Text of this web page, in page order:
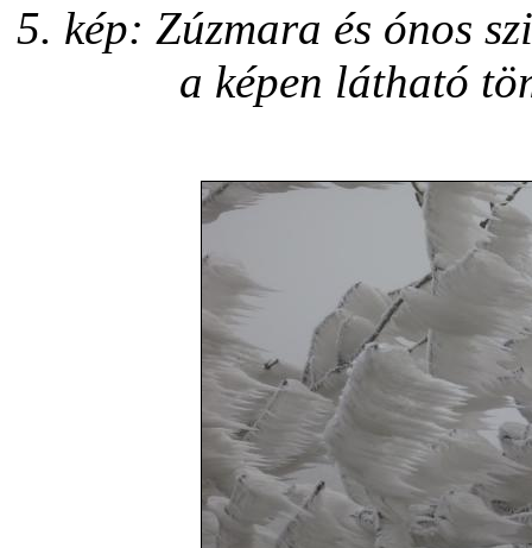
5. kép: Zúzmara és ónos
a képen látható